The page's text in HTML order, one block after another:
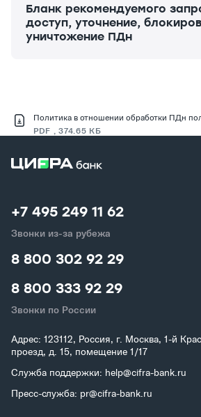
Бланк рекомендуемого
доступ, уточнение,
уничтожение ПДн
Политика в отношении обработки ПДн
PDF , 374.65 КБ
+7 495 249 11 62
Звонки из-за рубежа
8 800 302 92 29
8 800 333 92 29
Звонки по России
Адрес: 123112, Россия, г. Москва, 1-й
проезд, д. 15, помещение 1/17
Служба поддержки: help@cifra-bank.ru
Пресс-служба: pr@cifra-bank.ru